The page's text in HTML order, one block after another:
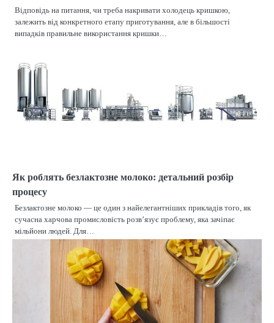
Відповідь на питання, чи треба накривати холодець кришкою,
залежить від конкретного етапу приготування, але в більшості
випадків правильне використання кришки…
Як роблять безлактозне молоко: детальний розбір
процесу
Безлактозне молоко — це один з найелегантніших прикладів того, як
сучасна харчова промисловість розв’язує проблему, яка зачіпає
мільйони людей. Для…